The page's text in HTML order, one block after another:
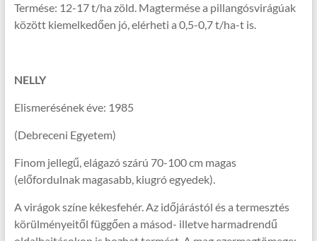
Termése: 12-17 t/ha zöld. Magtermése a pillangósvirágúak
között kiemelkedően jó, elérheti a 0,5-0,7 t/ha-t is.
NELLY
Elismerésének éve: 1985
(Debreceni Egyetem)
Finom jellegű, elágazó szárú 70-100 cm magas
(előfordulnak magasabb, kiugró egyedek).
A virágok színe kékesfehér. Az időjárástól és a termesztés
körülményeitől függően a másod- illetve harmadrendű